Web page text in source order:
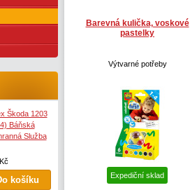
Škoda 1203
Báňská
Služba
Barevná kulička, voskové
pastelky
Výtvarné potřeby
Expediční sklad